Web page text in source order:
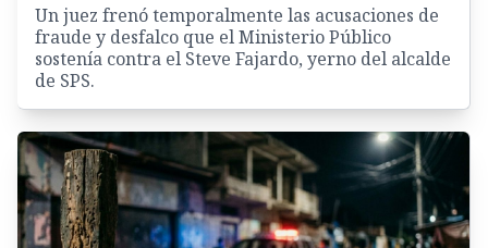
Un juez frenó temporalmente las acusaciones de
fraude y desfalco que el Ministerio Público
sostenía contra el Steve Fajardo, yerno del alcalde
de SPS.